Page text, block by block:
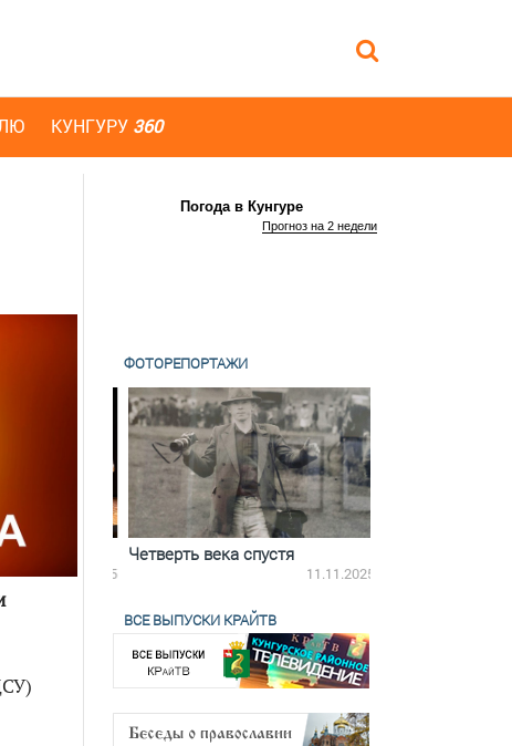
КУНГУРУ 360
Погода в Кунгуре
Прогноз на 2 недели
ФОТОРЕПОРТАЖИ
18.12.2025
Четверть века спустя
11.11.2025
ВСЕ ВЫПУСКИ КРАЙТВ